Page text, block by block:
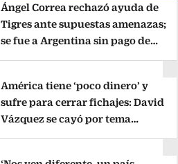
Ángel Correa rechazó ayuda de
Tigres ante supuestas amenazas;
se fue a Argentina sin pago de
América tiene ‘poco dinero’ y
sufre para cerrar fichajes: David
Vázquez se cayó por tema